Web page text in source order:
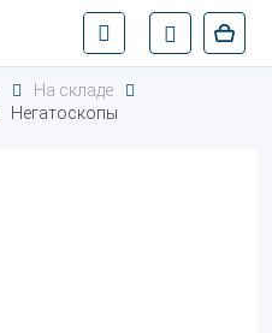
На складе
Негатоскопы